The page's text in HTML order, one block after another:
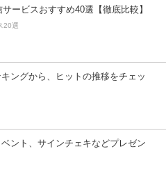
ービスおすすめ40選【徹底比較】
20選
ングから、ヒットの推移をチェッ
ント、サインチェキなどプレゼン